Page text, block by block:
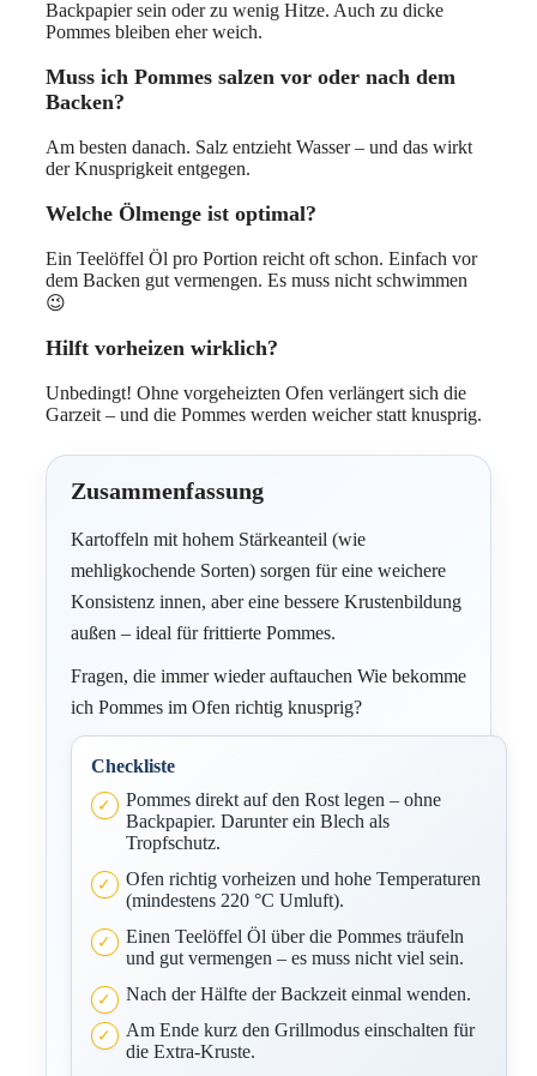
Backpapier sein oder zu wenig Hitze. Auch zu dicke
Pommes bleiben eher weich.
Muss ich Pommes salzen vor oder nach dem
Backen?
Am besten danach. Salz entzieht Wasser – und das wirkt
der Knusprigkeit entgegen.
Welche Ölmenge ist optimal?
Ein Teelöffel Öl pro Portion reicht oft schon. Einfach vor
dem Backen gut vermengen. Es muss nicht schwimmen
😉
Hilft vorheizen wirklich?
Unbedingt! Ohne vorgeheizten Ofen verlängert sich die
Garzeit – und die Pommes werden weicher statt knusprig.
Zusammenfassung
Kartoffeln mit hohem Stärkeanteil (wie
mehligkochende Sorten) sorgen für eine weichere
Konsistenz innen, aber eine bessere Krustenbildung
außen – ideal für frittierte Pommes.
Fragen, die immer wieder auftauchen Wie bekomme
ich Pommes im Ofen richtig knusprig?
Checkliste
Pommes direkt auf den Rost legen – ohne
Backpapier. Darunter ein Blech als
Tropfschutz.
Ofen richtig vorheizen und hohe Temperaturen
(mindestens 220 °C Umluft).
Einen Teelöffel Öl über die Pommes träufeln
und gut vermengen – es muss nicht viel sein.
Nach der Hälfte der Backzeit einmal wenden.
Am Ende kurz den Grillmodus einschalten für
die Extra-Kruste.